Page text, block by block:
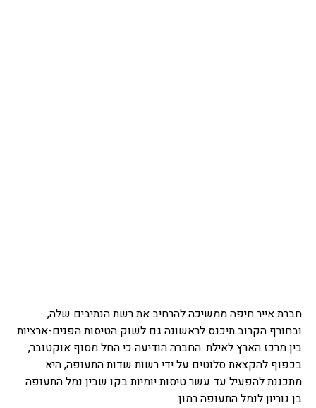
חברת אייר חיפה ממשיכה להרחיב את רשת הנתיבים שלה,
ובחורף הקרוב תיכנס לראשונה גם לשוק הטיסות הפנים-ארציות
בין מרכז הארץ לאילת. החברה הודיעה כי החל מסוף אוקטובר,
בכפוף להקצאת סלוטים על ידי רשות שדות התעופה, היא
מתכננת להפעיל עד עשר טיסות יומיות בקו שבין נמל התעופה
בן גוריון לנמל התעופה רמון.